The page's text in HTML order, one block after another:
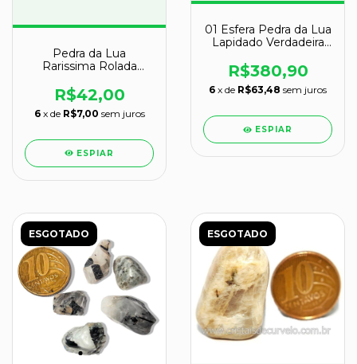
Pedra da Lua
Rarissima Rolada
Cod 123943
R$42,00
6 x de R$7,00 sem juros
ESPIAR
01 Esfera Pedra da Lua
Lapidado Verdadeira
R$380,90
6 x de R$63,48 sem juros
ESPIAR
ESGOTADO ESGOTADO